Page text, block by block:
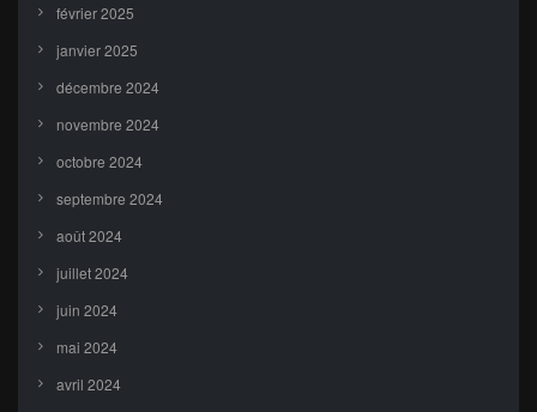
février 2025
janvier 2025
décembre 2024
novembre 2024
octobre 2024
septembre 2024
août 2024
juillet 2024
juin 2024
mai 2024
avril 2024